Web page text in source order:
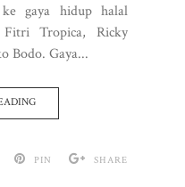
gaya hidup halal
Fitri Tropica, Ricky
Bodo. Gaya...
PIN SHARE